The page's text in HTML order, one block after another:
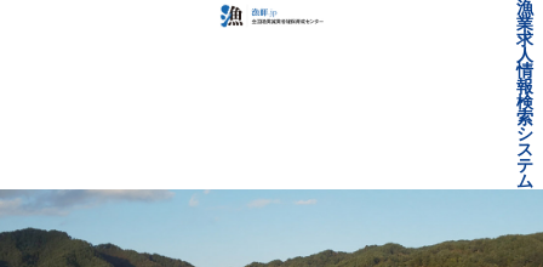
漁
業
求
人
情
報
検
索
シ
ス
テ
ム